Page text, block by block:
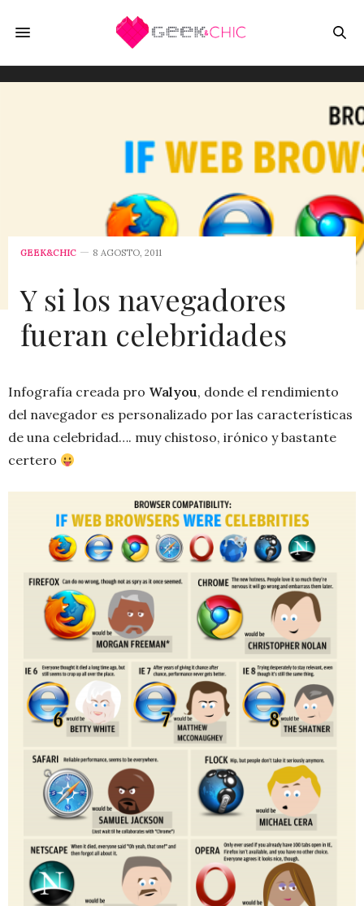
GEEK&CHIC 8 AGOSTO, 2011
Y si los navegadores
fueran celebridades
Infografía creada pro Walyou, donde el rendimiento
del navegador es personalizado por las características
de una celebridad…. muy chistoso, irónico y bastante
certero